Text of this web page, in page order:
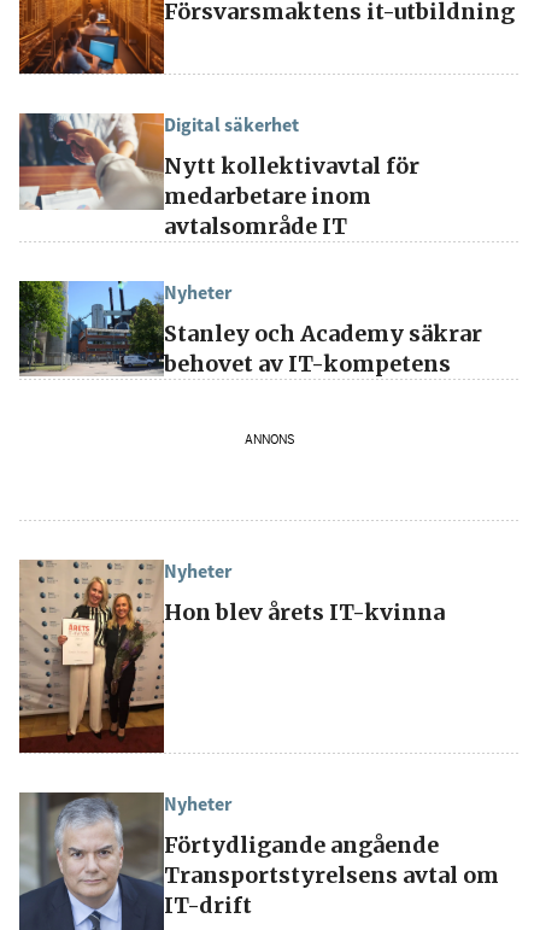
Försvarsmaktens it-utbildning
Digital säkerhet
Nytt kollektivavtal för
medarbetare inom
avtalsområde IT
Nyheter
Stanley och Academy säkrar
behovet av IT-kompetens
ANNONS
Nyheter
Hon blev årets IT-kvinna
Nyheter
Förtydligande angående
Transportstyrelsens avtal om
IT-drift
Genom att klicka på "Prenumerera" ger du
samtycke till att vi sparar och använder dina
integritetspolicy.